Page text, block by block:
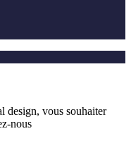
design, vous souhaiter
nous